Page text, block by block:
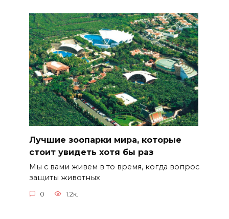
Лучшие зоопарки мира, которые
стоит увидеть хотя бы раз
Мы с вами живем в то время, когда вопрос
защиты животных
0 1.2к.